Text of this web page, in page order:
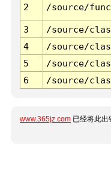
2 /source/
3 /source/
4
/source/
5
/source/
6
/source/
www.365jz.com 已经将此出